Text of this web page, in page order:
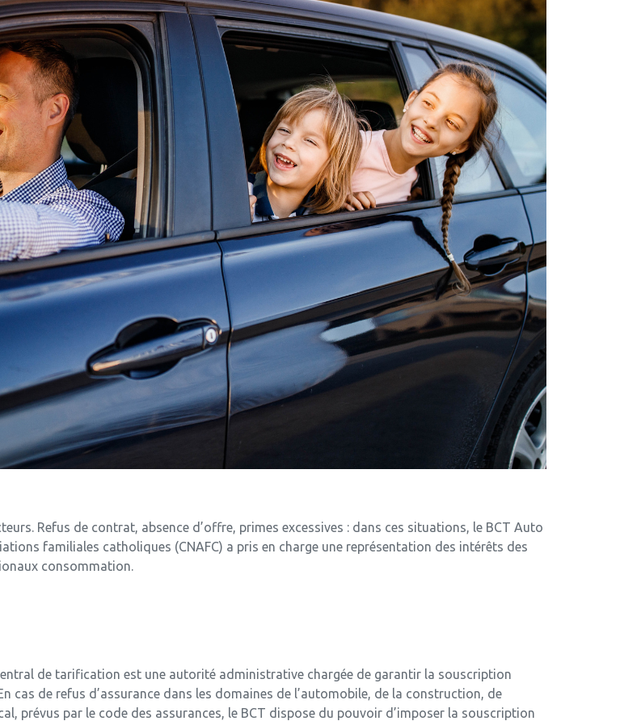
Refus de contrat, absence d’offre, primes excessives : dans ces situations, le BCT Auto
familiales catholiques (CNAFC) a pris en charge une représentation des intérêts des
consommation.
de tarification est une autorité administrative chargée de garantir la souscription
cas de refus d’assurance dans les domaines de l’automobile, de la construction, de
prévus par le code des assurances, le BCT dispose du pouvoir d’imposer la souscription